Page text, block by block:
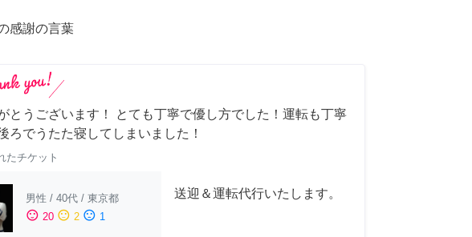
感謝の言葉
とうございます！ とても丁寧で優し方でした！運転も丁寧
ろでうたた寝してしまいました！
たチケット
男性 / 40代 / 東京都
sentiment_satisfied 20 sentiment_neutral 2 sentiment_dissatisfied 1
送迎＆運転代行いたします。